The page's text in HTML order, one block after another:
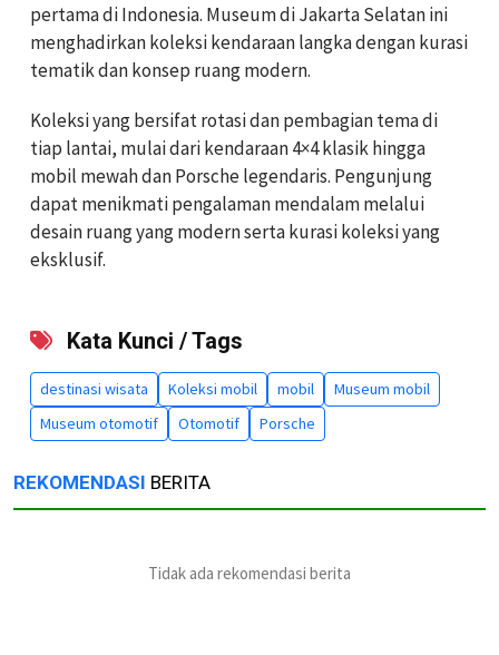
pertama di Indonesia. Museum di Jakarta Selatan ini
menghadirkan koleksi kendaraan langka dengan kurasi
tematik dan konsep ruang modern.
Koleksi yang bersifat rotasi dan pembagian tema di
tiap lantai, mulai dari kendaraan 4×4 klasik hingga
mobil mewah dan Porsche legendaris. Pengunjung
dapat menikmati pengalaman mendalam melalui
desain ruang yang modern serta kurasi koleksi yang
eksklusif.
Kata Kunci / Tags
destinasi wisata Koleksi mobil mobil
Museum mobil
Museum otomotif
Otomotif Porsche
REKOMENDASI BERITA
Tidak ada rekomendasi berita